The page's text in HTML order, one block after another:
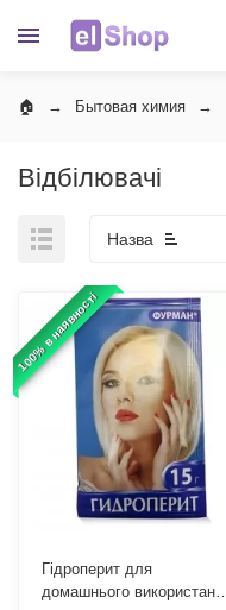
Бытовая химия
Відбілювачі
Назва
100% в наявності
Гідроперит для
домашнього використання